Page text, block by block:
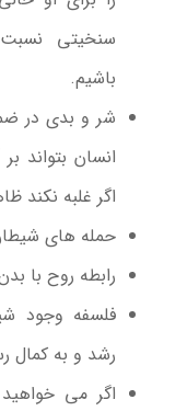
سنخیتی
باشیم.
شر و بدی در
انسان بتواند
اگر غلبه نكند
حمله های
رابطه روح با
فلسفه وجود
رشد و به كمال
اگر می